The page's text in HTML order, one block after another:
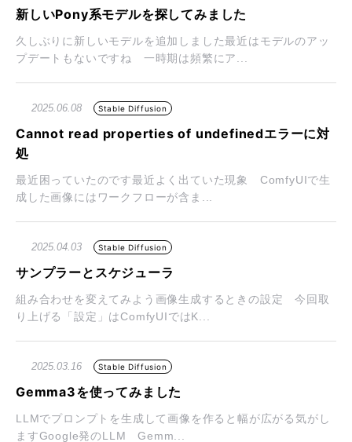
新しいPony系モデルを探してみました
久しぶりに新しいモデルを追加しました最近はモデルのアッ
プデートもないですね 一時期は頻繁にア...
2025.06.08 Stable Diffusion
Cannot read properties of undefinedエラーに対
処
最近困っていたのです最近よく出ていた現象 ComfyUIで生
成した画像にはワークフローが含ま...
2025.04.03 Stable Diffusion
サンプラーとスケジューラ
組み合わせを変えてみよう画像生成するときの設定 今回取
り上げる「設定」はComfyUIではK...
2025.03.16 Stable Diffusion
Gemma3を使ってみました
LLMでプロンプトを生成して画像を作ると幅が広がる気がし
ますGoogle発のLLM Gemm...